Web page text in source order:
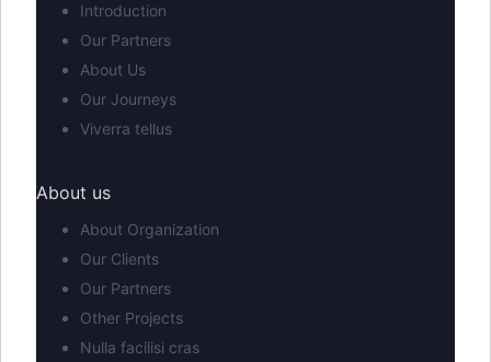
Introduction
Our Partners
About Us
Our Journeys
Viverra tellus
About us
About Organization
Our Clients
Our Partners
Other Projects
Nulla facilisi cras